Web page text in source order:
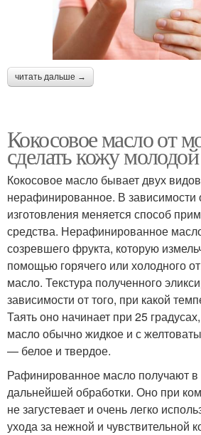
читать дальше →
Кокосовое масло от
сделать кожу
Кокосовое масло бывает двух
нерафинированное. В зависимости
изготовления меняется способ
средства. Нерафинированное
созревшего фрукта, которую
помощью горячего или холодного
масло. Текстура полученного
зависимости от того, при какой
Таять оно начинает при 25
масло обычно жидкое и с
— белое и твердое.
Рафинированное масло получают в
дальнейшей обработки. Оно при
не загустевает и очень легко
ухода за нежной и чувствительной